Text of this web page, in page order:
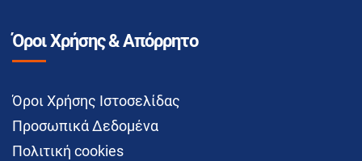
Όροι Χρήσης & Απόρρητο
Όροι Χρήσης Ιστοσελίδας
Προσωπικά Δεδομένα
Πολιτική cookies